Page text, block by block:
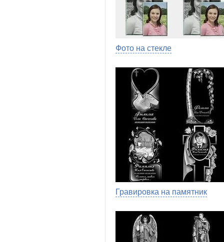
Фото на стекле
Гравировка на памятник